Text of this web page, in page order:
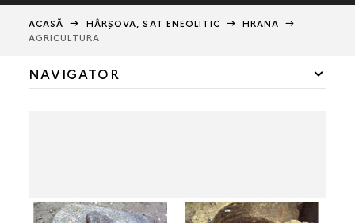
ACASĂ HÂRŞOVA, SAT ENEOLITIC
HRANA
AGRICULTURA
NAVIGATOR
CREŞTEREA ANIMALELOR